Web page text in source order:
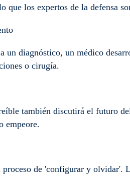
los expertos de la defensa
un diagnóstico, un médico
o cirugía.
también discutirá el futuro
empeore.
de 'configurar y olvidar'.